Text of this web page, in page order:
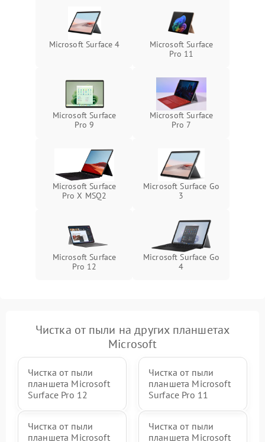
Сенсорное управление
Проблемы с механикой
Кнопки и органы управления
Звук и аудио
Microsoft Surface 4
Microsoft Surface
Pro 11
Microsoft Surface
Pro 9
Microsoft Surface
Pro 7
Microsoft Surface
Pro X MSQ2
Microsoft Surface Go
3
Microsoft Surface
Pro 12
Microsoft Surface Go
4
Чистка от пыли на других планшетах
Microsoft
Чистка от пыли
планшета Microsoft
Surface Pro 12
Чистка от пыли
планшета Microsoft
Surface Pro 11
Чистка от пыли
планшета Microsoft
Чистка от пыли
планшета Microsoft